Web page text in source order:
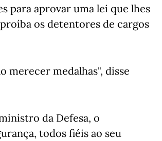
para aprovar uma lei que lhes
os detentores de cargos
merecer medalhas", disse
da Defesa, o
todos fiéis ao seu